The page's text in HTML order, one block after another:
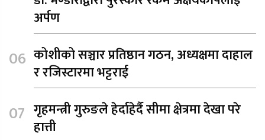
अर्पण
कोशीको सञ्चार प्रतिष्ठान गठन, अध्यक्षमा दाहाल
र रजिस्टारमा भट्टराई
गृहमन्त्री गुरुङले हेर्दाहेर्दै सीमा क्षेत्रमा देखा परे
हात्ती